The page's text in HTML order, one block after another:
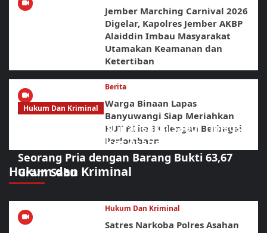
Jember Marching Carnival 2026
Digelar, Kapolres Jember AKBP
Alaiddin Imbau Masyarakat
Utamakan Keamanan dan
Ketertiban
Berita
Warga Binaan Lapas
Banyuwangi Siap Meriahkan
HUT RI ke 81 dengan Berbagai
Perlombaan
Hukum dan Kriminal
Hukum Dan Kriminal
Diduga Jadi Lokasi Transaksi Sabu, Timsus
Anti Narkoba Polres Asahan Amankan
Seorang Pria dengan Barang Bukti 63,67
Gram Sabu
Hukum Dan Kriminal
Satres Narkoba Polres Asahan